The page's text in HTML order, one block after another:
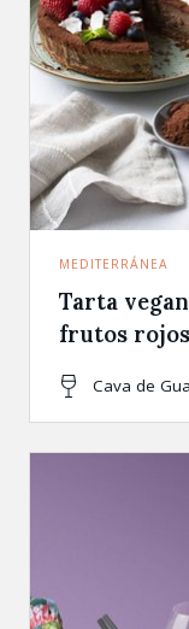
MEDITERRÁNEA
Tarta
frutos rojos
Cava de